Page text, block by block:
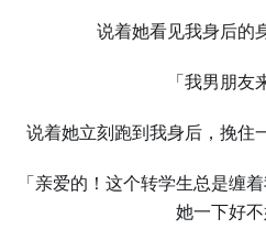
说着她看见我身后的
「我男朋友
说着她立刻跑到我身后，挽住
「亲爱的！这个转学生总是缠
她一下好不